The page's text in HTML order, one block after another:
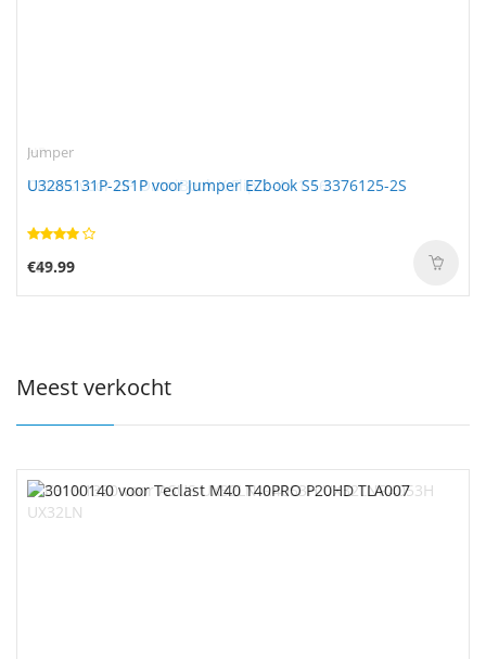
Jumper
U3285131P-2S1P voor Jumper EZbook S5 3376125-2S
€49.99
Meest verkocht